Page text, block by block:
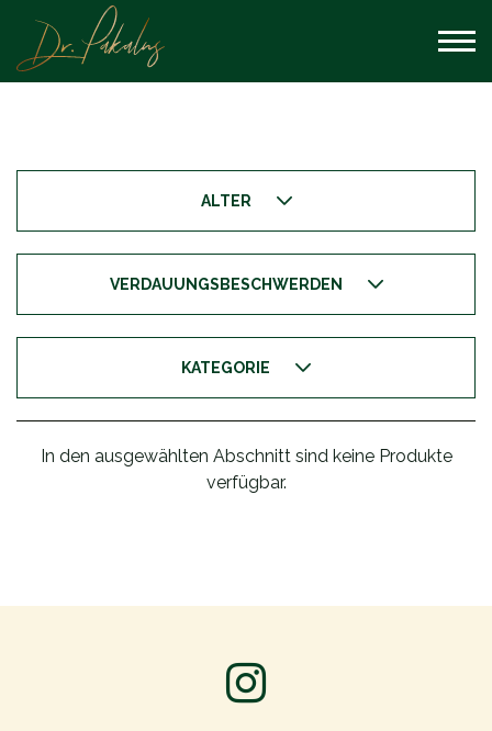
ALTER
VERDAUUNGSBESCHWERDEN
KATEGORIE
In den ausgewählten Abschnitt sind keine Produkte
verfügbar.